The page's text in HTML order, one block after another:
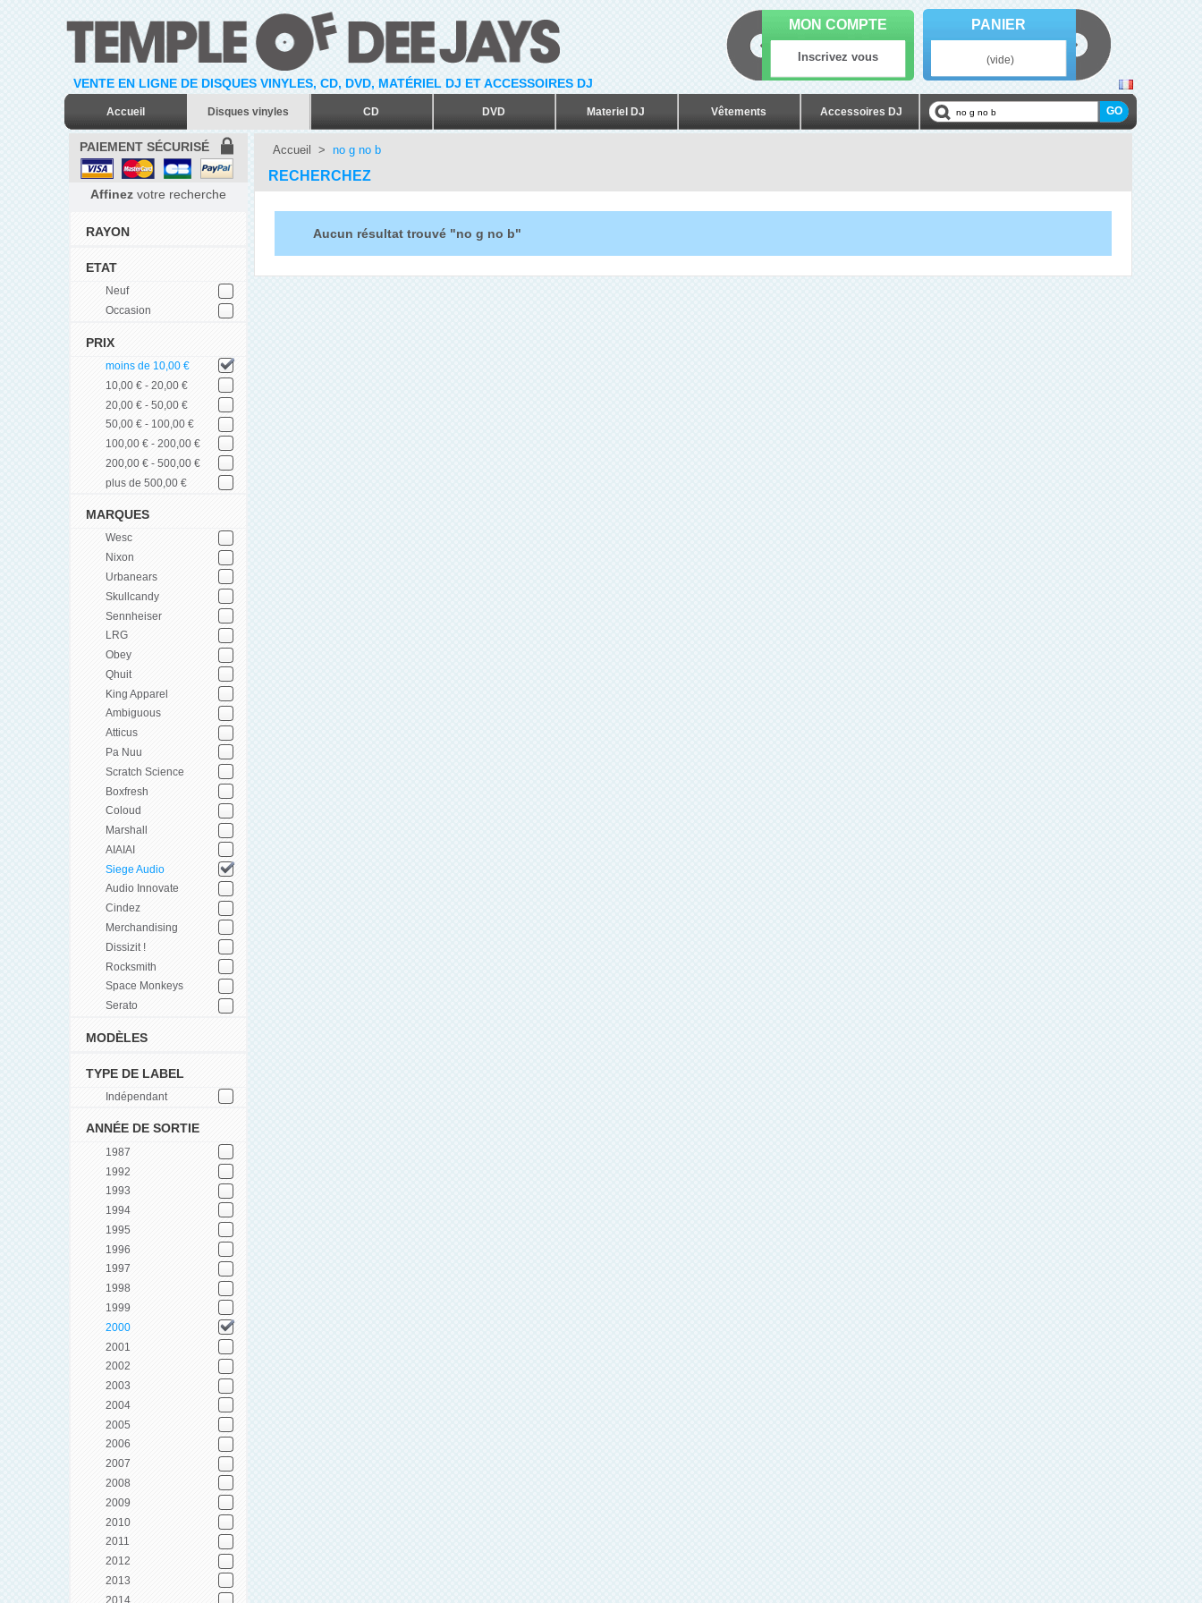
VENTE EN LIGNE DE DISQUES VINYLES, CD, DVD, MATÉRIEL DJ ET ACCESSOIRES DJ
Accueil Disques vinyles CD DVD Materiel DJ Vêtements Accessoires DJ
MON COMPTE
Inscrivez vous
PANIER
(vide)
PAIEMENT SÉCURISÉ
Affinez votre recherche
RAYON
ETAT
Neuf
Occasion
PRIX
moins de 10,00 €
10,00 € - 20,00 €
20,00 € - 50,00 €
50,00 € - 100,00 €
100,00 € - 200,00 €
200,00 € - 500,00 €
plus de 500,00 €
MARQUES
Wesc
Nixon
Urbanears
Skullcandy
Sennheiser
LRG
Obey
Qhuit
King Apparel
Ambiguous
Atticus
Pa Nuu
Scratch Science
Boxfresh
Coloud
Marshall
AIAIAI
Siege Audio
Audio Innovate
Cindez
Merchandising
Dissizit !
Rocksmith
Space Monkeys
Serato
MODÈLES
TYPE DE LABEL
Indépendant
ANNÉE DE SORTIE
1987
1992
1993
1994
1995
1996
1997
1998
1999
2000
2001
2002
2003
2004
2005
2006
2007
2008
2009
2010
2011
2012
2013
2014
Accueil > no g no b
RECHERCHEZ
Aucun résultat trouvé "no g no b"